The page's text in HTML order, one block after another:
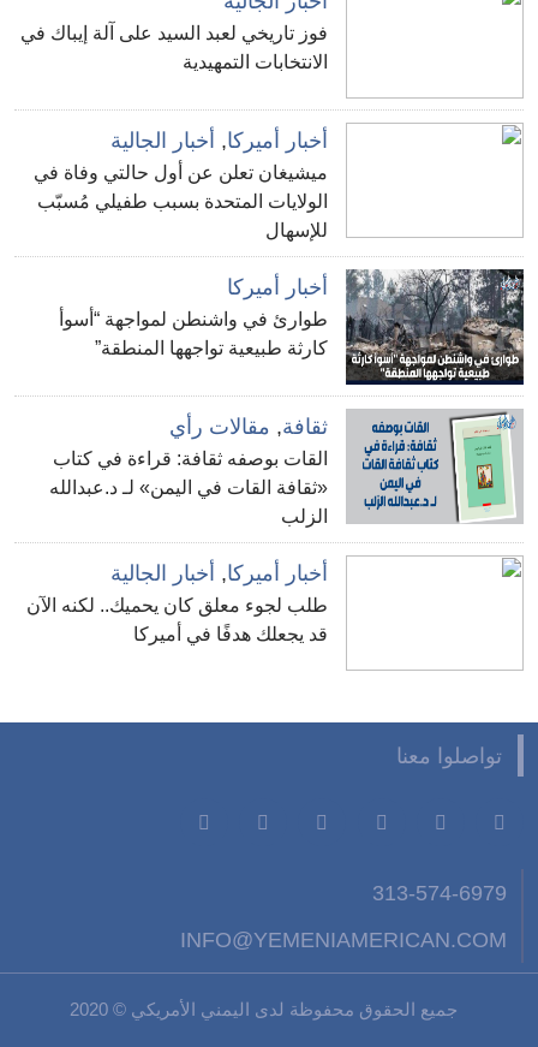
فوز تاريخي لعبد السيد على آلة إيباك في
الانتخابات التمهيدية
أخبار أميركا, أخبار الجالية
ميشيغان تعلن عن أول حالتي وفاة في
الولايات المتحدة بسبب طفيلي مُسبّب
للإسهال
أخبار أميركا
طوارئ في واشنطن لمواجهة “أسوأ
كارثة طبيعية تواجهها المنطقة”
ثقافة, مقالات رأي
القات بوصفه ثقافة: قراءة في كتاب
«ثقافة القات في اليمن» لـ د.عبدالله
الزلب
أخبار أميركا, أخبار الجالية
طلب لجوء معلق كان يحميك.. لكنه الآن
قد يجعلك هدفًا في أميركا
تواصلوا معنا
313-574-6979
INFO@YEMENIAMERICAN.COM
جميع الحقوق محفوظة لدى اليمني الأمريكي © 2020